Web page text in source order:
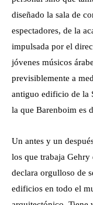
diseñado la sala de
espectadores, de la
impulsada por el
jóvenes músicos
previsiblemente a
antiguo edificio de la
la que Barenboim es
Un antes y un
los que trabaja Gehry
declara orgulloso de
edificios en todo el